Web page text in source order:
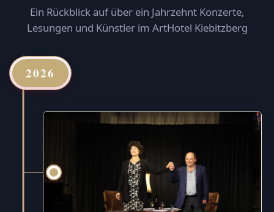
Ein Rückblick auf über ein Jahrzehnt Konzerte,
Lesungen und Künstler im ArtHotel Kiebitzberg
2026